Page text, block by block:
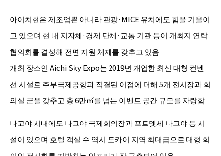
아이치현은 제조업뿐 아니라 관광·MICE 유치에도 힘을 기울이
고 있으며 현 내 지자체·경제 단체·교통 기관 등이 개최지 연락
협의회를 결성해 전면 지원 체제를 갖추고 있음
개최 장소인 Aichi Sky Expo는 2019년 개업한 최신 대형 컨벤
션 시설로 주부국제공항과 직결된 이점에 더해 5개 전시장과 회
의실 군을 갖추고 총 6만㎡를 넘는 이벤트 공간 규모를 자랑함
나고야 시내에도 나고야 국제회의장과 포트멧세 나고야 등 시
설이 있으며 호텔 객실 수 역시 도카이 지역 최대급으로 대형 회